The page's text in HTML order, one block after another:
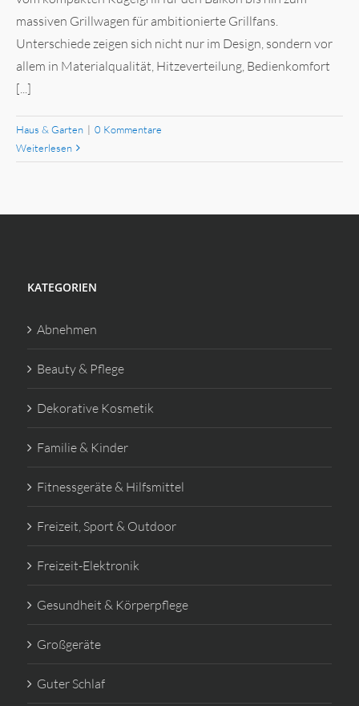
massiven Grillwagen für ambitionierte Grillfans.
Unterschiede zeigen sich nicht nur im Design, sondern vor
allem in Materialqualität, Hitzeverteilung, Bedienkomfort
[...]
Haus & Garten | 0 Kommentare
Weiterlesen
KATEGORIEN
Abnehmen
Beauty & Pflege
Dekorative Kosmetik
Familie & Kinder
Fitnessgeräte & Hilfsmittel
Freizeit, Sport & Outdoor
Freizeit-Elektronik
Gesundheit & Körperpflege
Großgeräte
Guter Schlaf